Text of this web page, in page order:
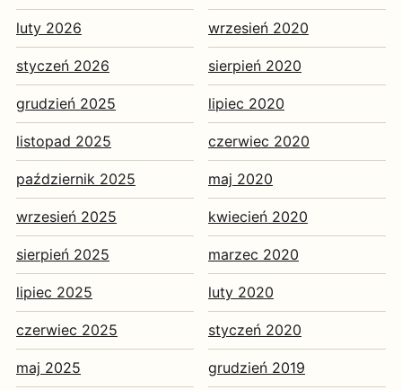
luty 2026
styczeń 2026
grudzień 2025
listopad 2025
październik 2025
wrzesień 2025
sierpień 2025
lipiec 2025
czerwiec 2025
maj 2025
wrzesień 2020
sierpień 2020
lipiec 2020
czerwiec 2020
maj 2020
kwiecień 2020
marzec 2020
luty 2020
styczeń 2020
grudzień 2019